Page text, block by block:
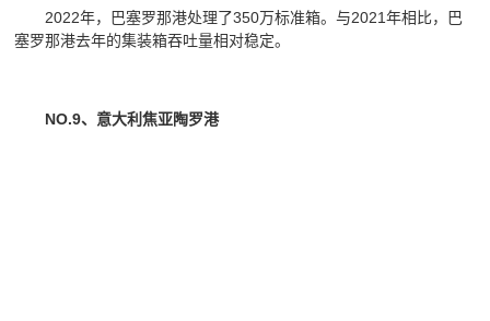
2022年，巴塞罗那港处理了350万标准箱。与2021年相比，巴
塞罗那港去年的集装箱吞吐量相对稳定。
NO.9、意大利焦亚陶罗港